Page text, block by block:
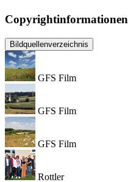
Copyrightinformationen
Bildquellenverzeichnis
GFS Film
GFS Film
GFS Film
Rottler